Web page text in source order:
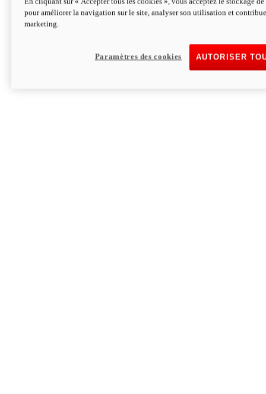
Hypermotard V2 SP 100
Découvrez-le
pour améliorer la navigation sur le site, analyser son utilisation et
marketing.
AUTORISER
Paramètres des cookies